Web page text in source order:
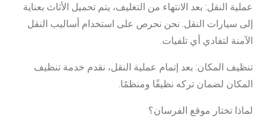
عملية النقل: بعد الانتهاء من التغليف، يتم تحميل الأثاث بعناية
إلى سيارات النقل. نحن نحرص على استخدام أساليب النقل
الآمنة لتفادي أي تلفيات.
تنظيف المكان: بعد إتمام عملية النقل، نقدم خدمة تنظيف
المكان لضمان تركه نظيفًا ومنظمًا.
لماذا تختار موقع الفرسان؟